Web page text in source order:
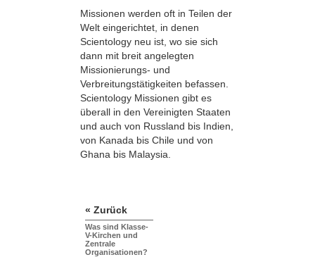
Missionen werden oft in Teilen der
Welt eingerichtet, in denen
Scientology neu ist, wo sie sich
dann mit breit angelegten
Missionierungs- und
Verbreitungstätigkeiten befassen.
Scientology Missionen gibt es
überall in den Vereinigten Staaten
und auch von Russland bis Indien,
von Kanada bis Chile und von
Ghana bis Malaysia.
« Zurück
Was sind Klasse-
V-Kirchen und
Zentrale
Organisationen?